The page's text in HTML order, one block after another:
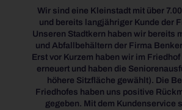
Wir sind eine Kleinstadt mit über
und bereits langjähriger Kunde der
Unseren Stadtkern haben wir bereits
und Abfallbehältern der Firma
Erst vor Kurzem haben wir im
erneuert und haben die
höhere Sitzfläche gewählt). Die
Friedhofes haben uns positive
gegeben. Mit dem Kundenservice